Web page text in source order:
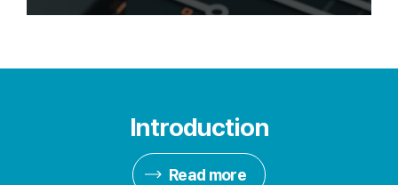
Introduction
Read more